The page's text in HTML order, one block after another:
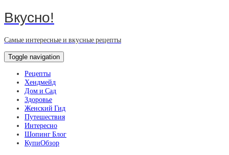
Вкусно!
Самые интересные и вкусные рецепты
Toggle navigation
Рецепты
Хендмейд
Дом и Сад
Здоровье
Женский Гид
Путешествия
Интересно
Шопинг Блог
КупиОбзор